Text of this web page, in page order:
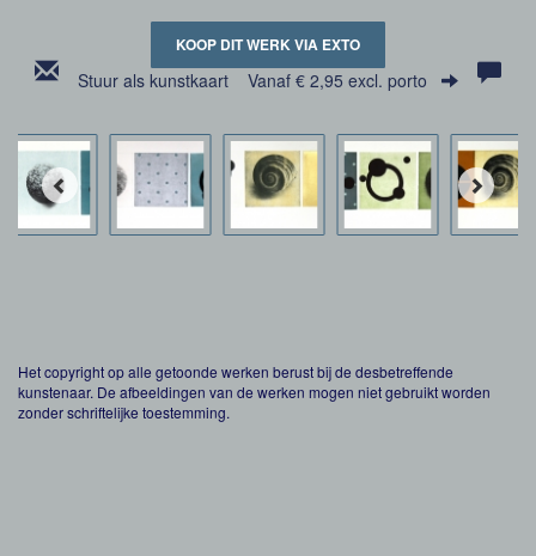
KOOP DIT WERK VIA EXTO
Stuur als kunstkaart Vanaf € 2,95 excl. porto
Het copyright op alle getoonde werken berust bij de desbetreffende
kunstenaar. De afbeeldingen van de werken mogen niet gebruikt worden
zonder schriftelijke toestemming.